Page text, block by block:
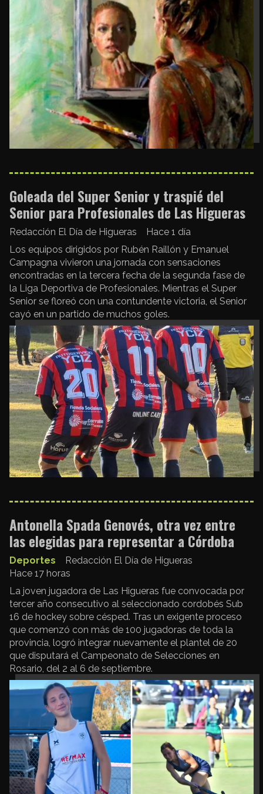
Goleada del Super Senior y traspié del
Senior para Profesionales de Las Higueras
Redacción El Día de Higueras
Hace 1 día
Los equipos dirigidos por Rubén Raillón y Emanuel
Campagna vivieron una jornada con sensaciones
encontradas en la tercera fecha de la segunda fase de
la Liga Deportiva de Profesionales. Mientras el Super
Senior se floreó con una contundente victoria, el Senior
cayó en un partido de muchos goles.
Antonella Spada Genovés, otra vez entre
las elegidas para representar a Córdoba
Redacción El Día de Higueras
Deportes
Hace 17 horas
La joven jugadora de Las Higueras fue convocada por
tercer año consecutivo al seleccionado cordobés Sub
16 de hockey sobre césped. Tras un exigente proceso
que comenzó con más de 100 jugadoras de toda la
provincia, logró integrar nuevamente el plantel de 20
que disputará el Campeonato de Selecciones en
Rosario, del 2 al 6 de septiembre.